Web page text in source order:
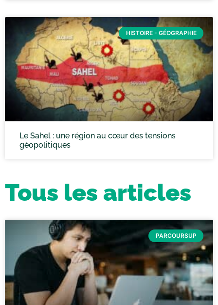
HISTOIRE - GÉOGRAPHIE
Le Sahel : une région au cœur des tensions
géopolitiques
Tous les articles
PARCOURSUP